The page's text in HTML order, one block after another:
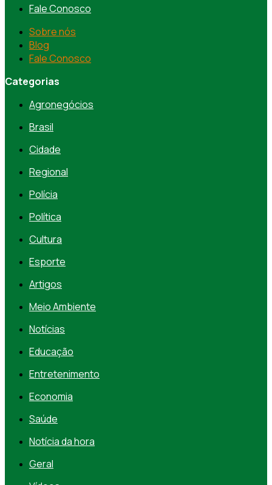
Fale Conosco
Sobre nós
Blog
Fale Conosco
Categorias
Agronegócios
Brasil
Cidade
Regional
Polícia
Política
Cultura
Esporte
Artigos
Meio Ambiente
Notícias
Educação
Entretenimento
Economia
Saúde
Notícia da hora
Geral